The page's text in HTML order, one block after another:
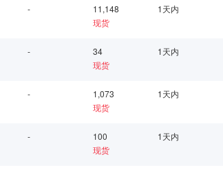
-
11,148
现货
1天内
-
34
现货
1天内
-
1,073
现货
1天内
-
100
现货
1天内